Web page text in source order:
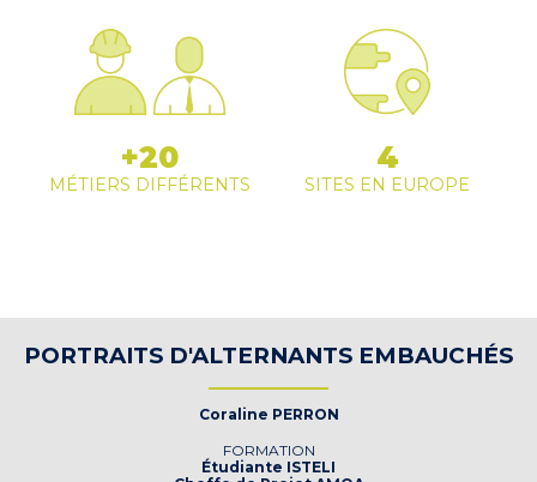
+20
MÉTIERS DIFFÉRENTS
4
SITES EN EUROPE
PORTRAITS D'ALTERNANTS EMBAUCHÉS
Coraline PERRON
FORMATION
Étudiante ISTELI